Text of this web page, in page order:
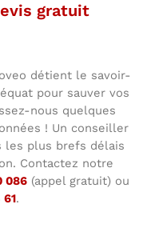
gratuit
détient le savoir-
pour sauver vos
nous quelques
! Un conseiller
les plus brefs délais
Contactez notre
086(appel gratuit) ou
.